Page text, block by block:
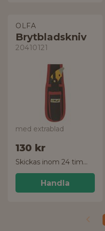
OLFA
Brytbladskniv
20410121
med extrablad
130 kr
Skickas inom 24 timmar!
Handla